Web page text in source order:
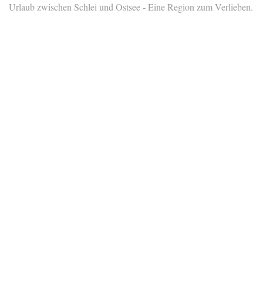
Urlaub zwischen Schlei und Ostsee - Eine Region zum Verlieben.